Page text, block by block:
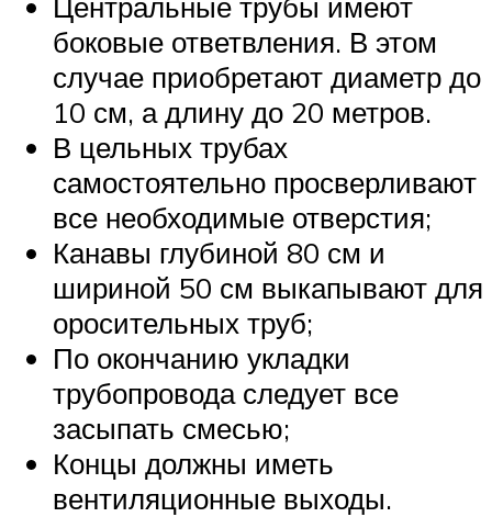
боковые ответвления. В этом
случае приобретают диаметр до
10 см, а длину до 20 метров.
В цельных трубах
самостоятельно просверливают
все необходимые отверстия;
Канавы глубиной 80 см и
шириной 50 см выкапывают для
оросительных труб;
По окончанию укладки
трубопровода следует все
засыпать смесью;
Концы должны иметь
вентиляционные выходы.